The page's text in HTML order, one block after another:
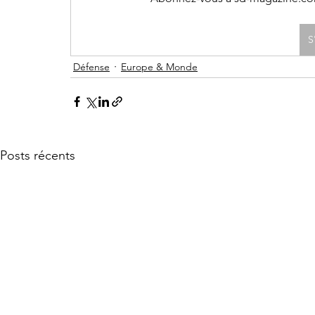
Défense Europe & Monde
Posts récents